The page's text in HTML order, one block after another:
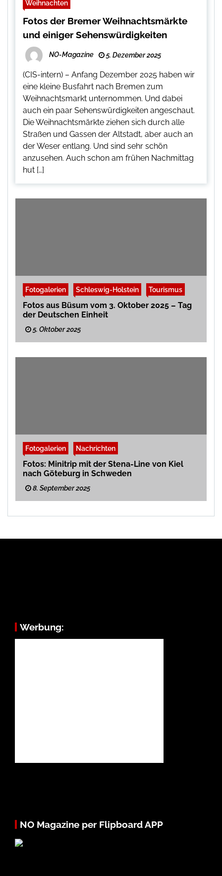
Weihnachten
Fotos der Bremer Weihnachtsmärkte
und einiger Sehenswürdigkeiten
NO-Magazine 5. Dezember 2025
(CIS-intern) – Anfang Dezember 2025 haben wir
eine kleine Busfahrt nach Bremen zum
Weihnachtsmarkt unternommen. Und dabei
auch ein paar Sehenswürdigkeiten angeschaut.
Die Weihnachtsmärkte ziehen sich durch alle
Straßen und Gassen der Altstadt, aber auch an
der Weser entlang. Und sind sehr schön
anzusehen. Auch schon am frühen Nachmittag
hut […]
Fotogalerien Schleswig-Holstein Tourismus
Fotos aus Büsum vom 3. Oktober 2025 – Tag
der Deutschen Einheit
5. Oktober 2025
Fotogalerien Nachrichten
Fotos: Minitrip mit der Stena-Line von Kiel
nach Göteburg in Schweden
8. September 2025
Werbung:
NO Magazine per Flipboard APP